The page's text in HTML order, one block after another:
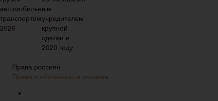
Права россиян
Права и обязанности россиян